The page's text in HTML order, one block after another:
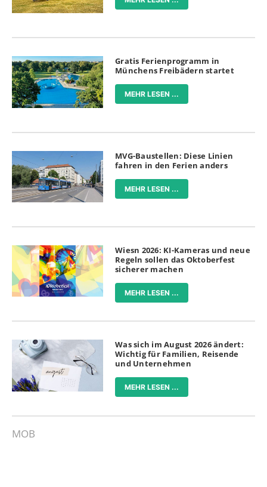
Gratis Ferienprogramm in
Münchens Freibädern startet
MEHR LESEN ...
MVG-Baustellen: Diese Linien
fahren in den Ferien anders
MEHR LESEN ...
Wiesn 2026: KI-Kameras und neue
Regeln sollen das Oktoberfest
sicherer machen
MEHR LESEN ...
Was sich im August 2026 ändert:
Wichtig für Familien, Reisende
und Unternehmen
MEHR LESEN ...
MOB